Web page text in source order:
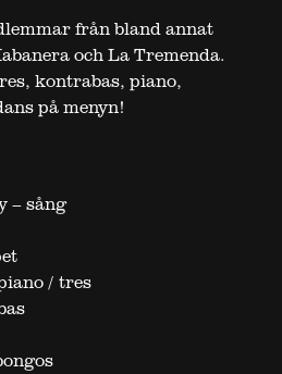
från bland annat
och La Tremenda.
kontrabas, piano,
på menyn!
– sång
/ tres